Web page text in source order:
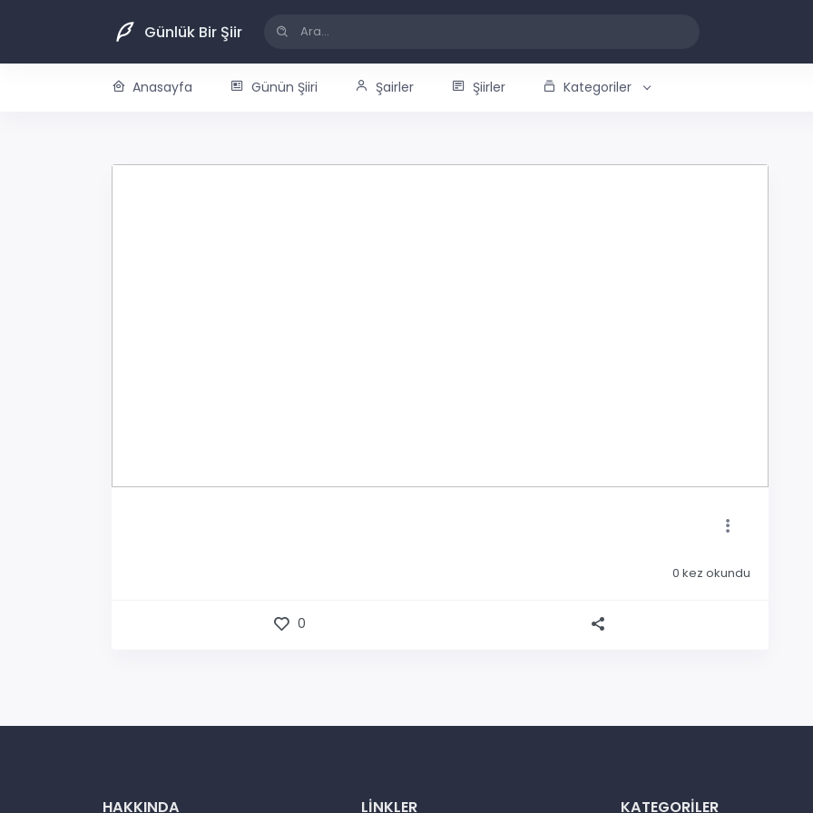
Günlük Bir Şiir
Anasayfa Günün Şiiri Şairler Şiirler Kategoriler
0 kez okundu
0
HAKKINDA LINKLER KATEGORILER